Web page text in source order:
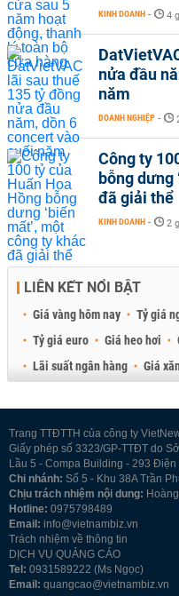
KINH DOANH - 4
nửa đầu
năm
DOANH NGHIỆP -
Công ty
bỗng dưng
đã giải thể
KINH DOANH - 2
LIÊN KẾT NỔI BẬT
Giá vàng hôm nay Tỷ giá
Tỷ giá euro
Giá heo hơi
Lãi suất ngân hàng
Giá
Trang TTĐTTH của công ty
Giấy phép số 3323/GP-TTĐT do
Lầu 5 - Compa Building - 293
Chi nhánh: Số 5 - Khu 38A Trần
Chịu trách nhiệm nội dung:
Hotline: 0975798489
Email: info@vietnambiz.vn
Trách nhiệm về thông tin
DỊCH VỤ QUẢNG CÁO
Tel: 0931589222 (Ms Ngọc)
Email: quangcao@vietnambiz.vn